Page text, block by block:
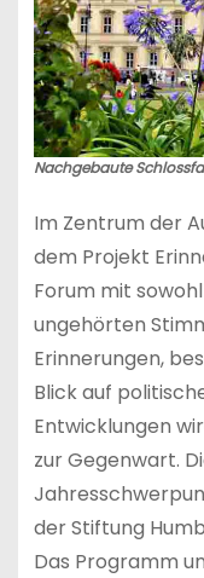
Nachgebaute
Im Zentrum der
dem Projekt
Forum mit
ungehörten
Erinnerungen,
Blick auf
Entwicklungen
zur Gegenwart.
der Stiftung
Das Programm